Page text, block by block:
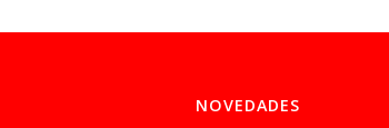
NOVEDADES